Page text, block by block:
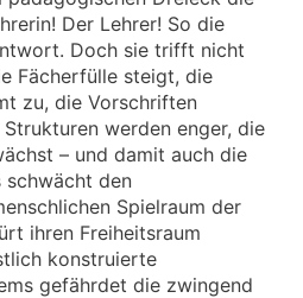
Der Lehrer! So die
Doch sie trifft nicht
Fächerfülle steigt, die
zu, die Vorschriften
werden enger, die
– und damit auch die
schwächt den
Spielraum der
ihren Freiheitsraum
konstruierte
gefährdet die zwingend